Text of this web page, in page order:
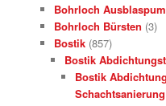
Bohrloch
Bohrloch Bürsten (3)
Bostik (857)
Bostik
Bostik
Schachtsanierung